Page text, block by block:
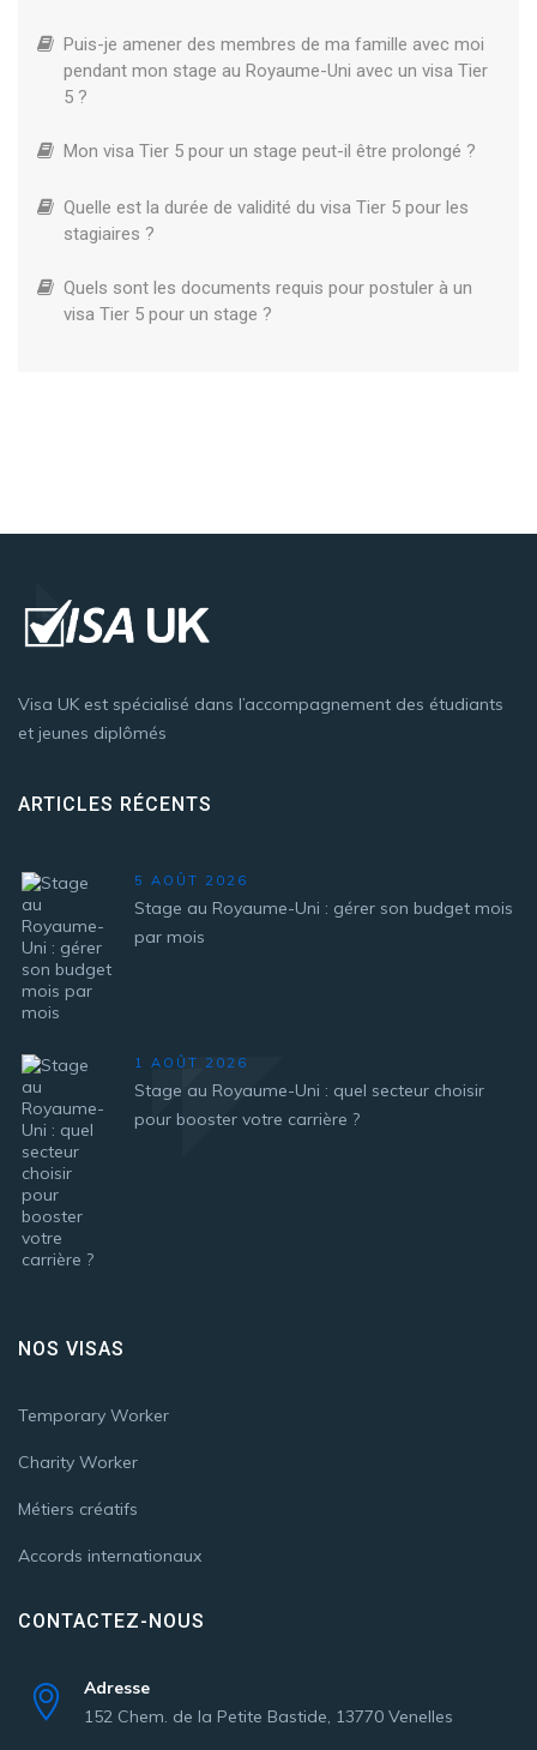
Puis-je amener des membres de ma famille avec moi
pendant mon stage au Royaume-Uni avec un visa Tier
5 ?
Mon visa Tier 5 pour un stage peut-il être prolongé ?
Quelle est la durée de validité du visa Tier 5 pour les
stagiaires ?
Quels sont les documents requis pour postuler à un
visa Tier 5 pour un stage ?
Visa UK est spécialisé dans l’accompagnement des étudiants
et jeunes diplômés
ARTICLES RÉCENTS
5 AOÛT 2026
Stage au Royaume-Uni : gérer son budget mois
par mois
1 AOÛT 2026
Stage au Royaume-Uni : quel secteur choisir
pour booster votre carrière ?
NOS VISAS
Temporary Worker
Charity Worker
Métiers créatifs
Accords internationaux
CONTACTEZ-NOUS
Adresse
152 Chem. de la Petite Bastide, 13770 Venelles